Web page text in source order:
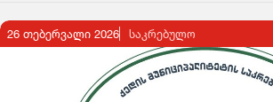
26 თებერვალი 2026 ᲡᲐᲙᲠᲔᲑᲣᲚᲝ